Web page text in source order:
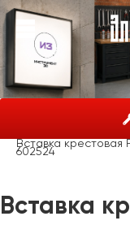
Вставки и
Вставка крестовая
602524
Вставка